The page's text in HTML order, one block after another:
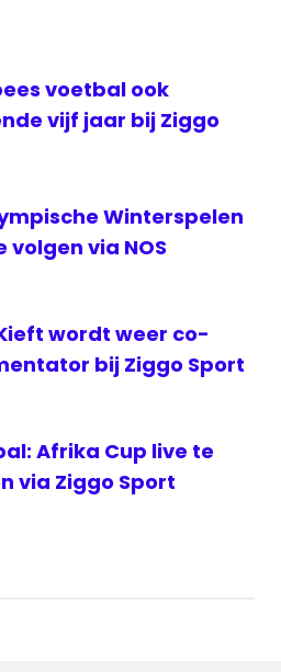
voetbal ook
vijf jaar bij Ziggo
Winterspelen
volgen via NOS
wordt weer co-
bij Ziggo Sport
Afrika Cup live te
via Ziggo Sport